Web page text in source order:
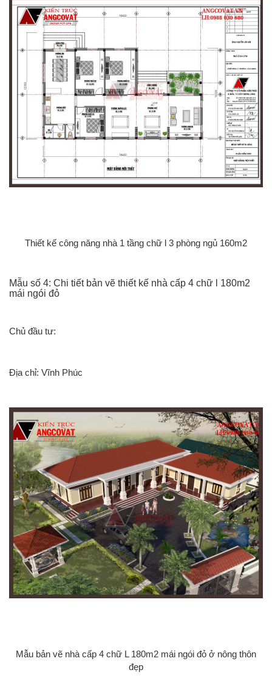
Thiết kế công năng nhà 1 tầng chữ l 3 phòng ngủ 160m2
Mẫu số 4: Chi tiết bản vẽ thiết kế nhà cấp 4 chữ l 180m2
mái ngói đỏ
Chủ đầu tư:
Địa chỉ: Vĩnh Phúc
Mẫu bản vẽ nhà cấp 4 chữ L 180m2 mái ngói đỏ ở nông thôn
đẹp